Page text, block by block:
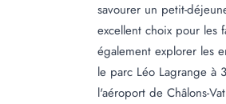
savourer un petit-
excellent choix pour les
également explorer les
le parc Léo Lagrange à
l'aéroport de Châlons-